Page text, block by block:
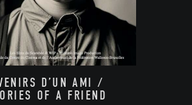
D’UN AMI /
OF A FRIEND